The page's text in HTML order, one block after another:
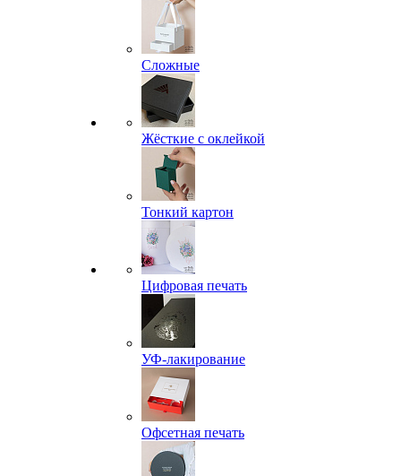
Сложные
Жёсткие с оклейкой
Тонкий картон
Цифровая печать
УФ-лакирование
Офсетная печать